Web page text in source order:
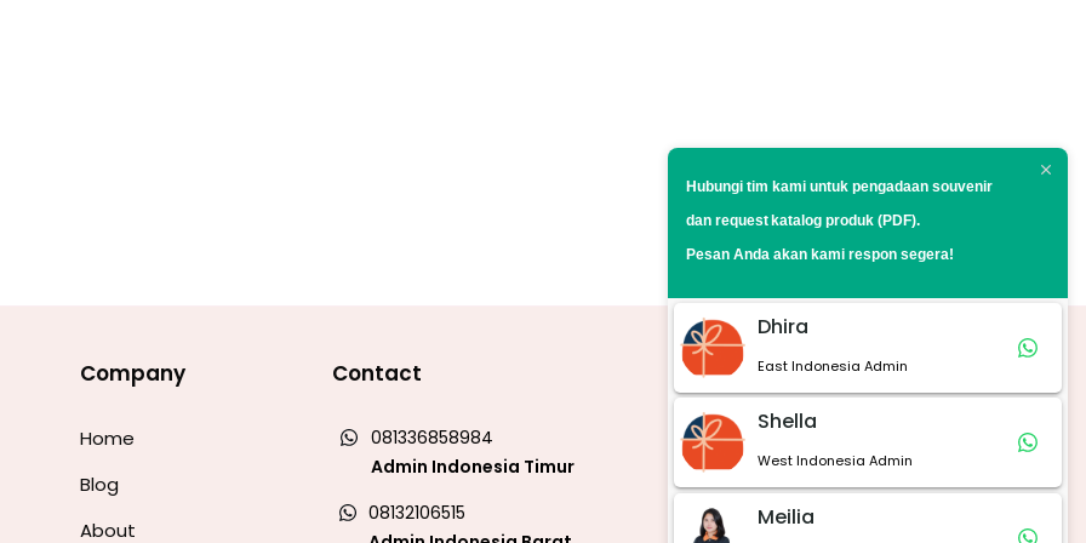
Company
Home
Blog
About
Contact
081336858984
Admin Indonesia Timur
08132106515
Marketplace
Hubungi tim kami untuk pengadaan souvenir
dan requestkatalog produk (PDF).
Pesan Anda akan kami respon segera!
Dhira
East Indonesia Admin
Shella
West Indonesia Admin
Meilia